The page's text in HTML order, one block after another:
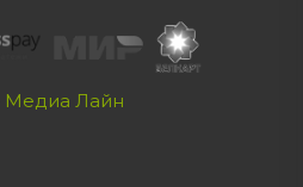
Медиа Лайн